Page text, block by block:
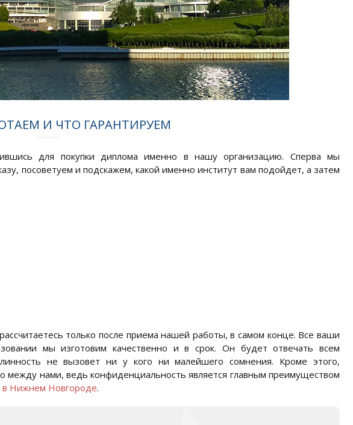
И ЧТО ГАРАНТИРУЕМ
для покупки диплома именно в нашу организацию. Сперва мы
посоветуем и подскажем, какой именно институт вам подойдет, а затем
только после приема нашей работы, в самом конце. Все ваши
мы изготовим качественно и в срок. Он будет отвечать всем
не вызовет ни у кого ни малейшего сомнения. Кроме этого,
между нами, ведь конфиденциальность является главным преимуществом
в Нижнем Новгороде.